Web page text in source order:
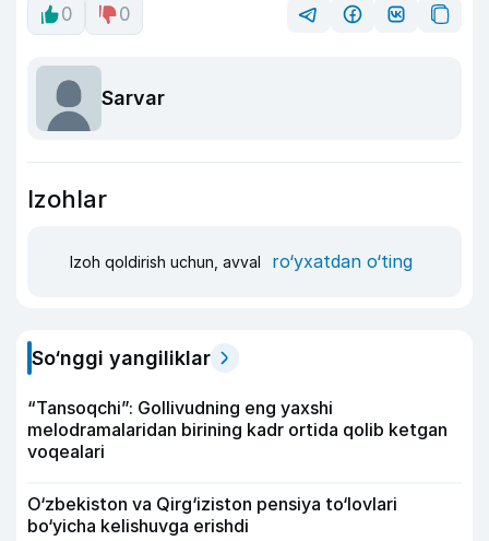
0 0
Sarvar
Izohlar
Izoh qoldirish uchun, avval ro‘yxatdan o‘ting
So‘nggi yangiliklar
“Tansoqchi”: Gollivudning eng yaxshi
melodramalaridan birining kadr ortida qolib ketgan
voqealari
O‘zbekiston va Qirg‘iziston pensiya to‘lovlari
bo‘yicha kelishuvga erishdi